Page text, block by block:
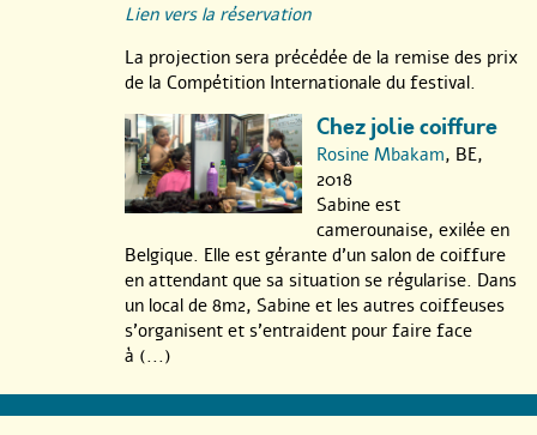
Lien vers la réservation
La projection sera précédée de la remise des prix
de la Compétition Internationale du festival.
Chez jolie coiffure
Rosine Mbakam, BE,
2018
Sabine est
camerounaise, exilée en
Belgique. Elle est gérante d’un salon de coiffure
en attendant que sa situation se régularise. Dans
un local de 8m2, Sabine et les autres coiffeuses
s’organisent et s’entraident pour faire face
à (...)